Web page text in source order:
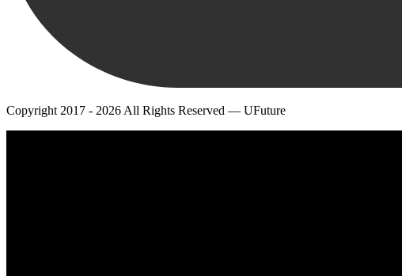
Copyright 2017 - 2026 All Rights Reserved — UFuture